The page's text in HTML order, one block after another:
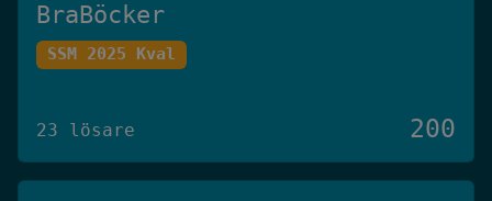
BraBöcker
SSM 2025 Kval
23 lösare 200